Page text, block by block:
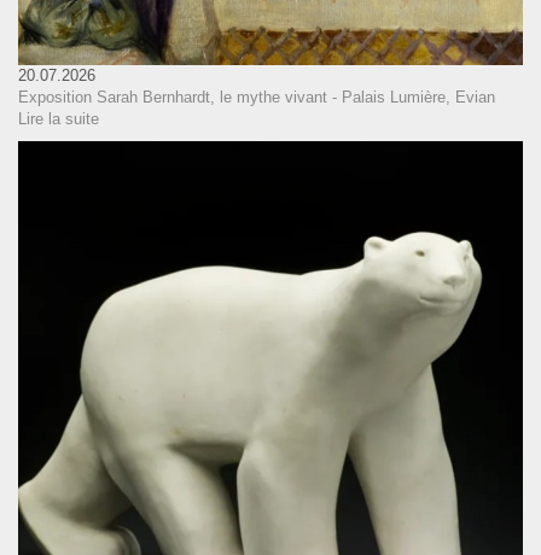
20.07.2026
Exposition Sarah Bernhardt, le mythe vivant - Palais Lumière, Evian
Lire la suite